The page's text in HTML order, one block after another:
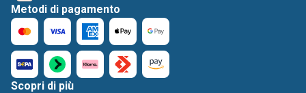
Metodi di pagamento
Scopri di più